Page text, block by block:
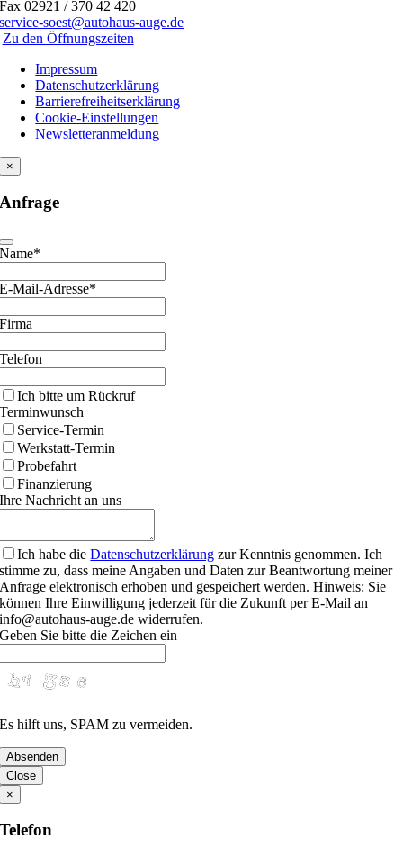
Fax 02921 / 370 42 420
service-soest@autohaus-auge.de
Zu den Öffnungszeiten
Impressum
Datenschutzerklärung
Barrierefreiheitserklärung
Cookie-Einstellungen
Newsletteranmeldung
×
Anfrage
Name*
E-Mail-Adresse*
Firma
Your
Telefon
Ich bitte um Rückruf
Terminwunsch
Service-Termin
Werkstatt-Termin
Probefahrt
Finanzierung
Ihre Nachricht an uns
Ich habe dieDatenschutzerklärung zur Kenntnis genommen. Ich
stimme zu, dass meine Angaben und Daten zur Beantwortung meiner
Anfrage elektronisch erhoben und gespeichert werden. Hinweis: Sie
können Ihre Einwilligung jederzeit für die Zukunft per E-Mail an
info@autohaus-auge.de widerrufen.
Geben Sie bitte die Zeichen ein
Es hilft uns, SPAM zu vermeiden.
Absenden
Close
×
Telefon